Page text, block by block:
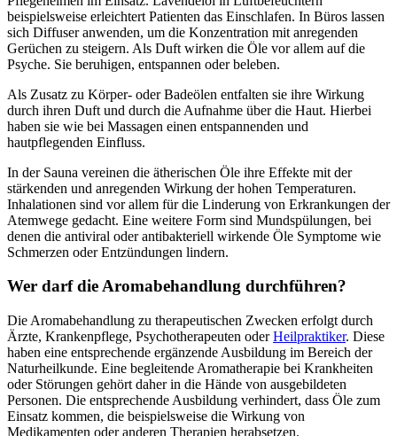
beispielsweise erleichtert Patienten das Einschlafen. In Büros lassen
sich Diffuser anwenden, um die Konzentration mit anregenden
Gerüchen zu steigern. Als Duft wirken die Öle vor allem auf die
Psyche. Sie beruhigen, entspannen oder beleben.
Als Zusatz zu Körper- oder Badeölen entfalten sie ihre Wirkung
durch ihren Duft und durch die Aufnahme über die Haut. Hierbei
haben sie wie bei Massagen einen entspannenden und
hautpflegenden Einfluss.
In der Sauna vereinen die ätherischen Öle ihre Effekte mit der
stärkenden und anregenden Wirkung der hohen Temperaturen.
Inhalationen sind vor allem für die Linderung von Erkrankungen der
Atemwege gedacht. Eine weitere Form sind Mundspülungen, bei
denen die antiviral oder antibakteriell wirkende Öle Symptome wie
Schmerzen oder Entzündungen lindern.
Wer darf die Aromabehandlung durchführen?
Die Aromabehandlung zu therapeutischen Zwecken erfolgt durch
Ärzte, Krankenpflege, Psychotherapeuten oderHeilpraktiker. Diese
haben eine entsprechende ergänzende Ausbildung im Bereich der
Naturheilkunde. Eine begleitende Aromatherapie bei Krankheiten
oder Störungen gehört daher in die Hände von ausgebildeten
Personen. Die entsprechende Ausbildung verhindert, dass Öle zum
Einsatz kommen, die beispielsweise die Wirkung von
Medikamenten oder anderen Therapien herabsetzen.